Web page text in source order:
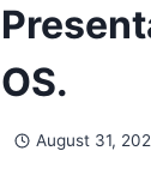
OS.
August 31,